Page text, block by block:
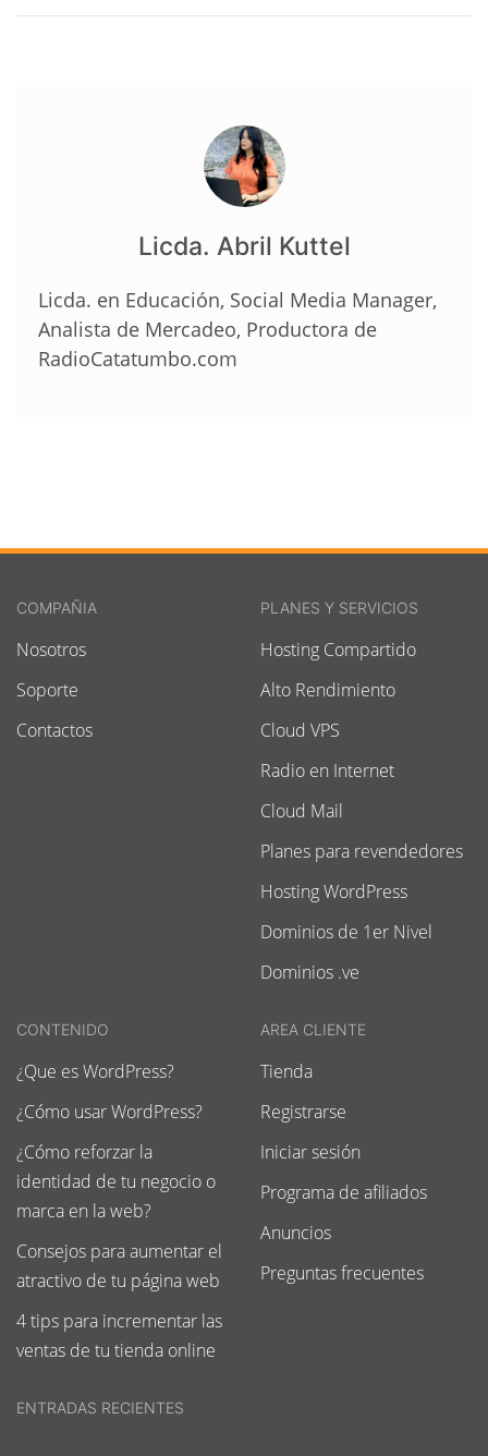
Licda. Abril Kuttel
Licda. en Educación, Social Media Manager,
Analista de Mercadeo, Productora de
RadioCatatumbo.com
COMPAÑIA
Nosotros
Soporte
Contactos
PLANES Y SERVICIOS
Hosting Compartido
Alto Rendimiento
Cloud VPS
Radio en Internet
Cloud Mail
Planes para revendedores
Hosting WordPress
Dominios de 1er Nivel
Dominios .ve
CONTENIDO
¿Que es WordPress?
¿Cómo usar WordPress?
¿Cómo reforzar la
identidad de tu negocio o
marca en la web?
Consejos para aumentar el
atractivo de tu página web
4 tips para incrementar las
ventas de tu tienda online
AREA CLIENTE
Tienda
Registrarse
Iniciar sesión
Programa de afiliados
Anuncios
Preguntas frecuentes
ENTRADAS RECIENTES